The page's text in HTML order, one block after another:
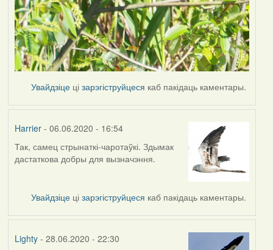
Увайдзіце цізарэгіструйцеся каб пакідаць каментары.
Harrier- 06.06.2020 - 16:54
In
reply
Lighty
Так, самец стрынаткі-чаротаўкі. Здымак
дастаткова добры для вызначэння.
Увайдзіце цізарэгіструйцеся каб пакідаць каментары.
Lighty- 28.06.2020 - 22:30